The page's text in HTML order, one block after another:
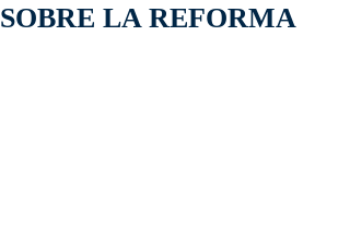
SOBRE LA REFORMA